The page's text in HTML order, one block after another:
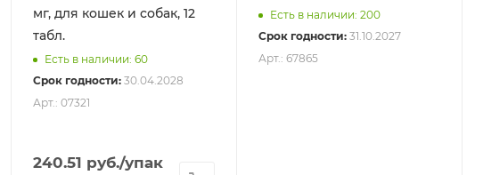
мг, для кошек и собак, 12
табл.
Есть в наличии: 60
Срок годности: 30.04.2028
Арт.: 07321
240.51 руб./упак
Есть в наличии: 200
Срок годности: 31.10.2027
Арт.: 67865